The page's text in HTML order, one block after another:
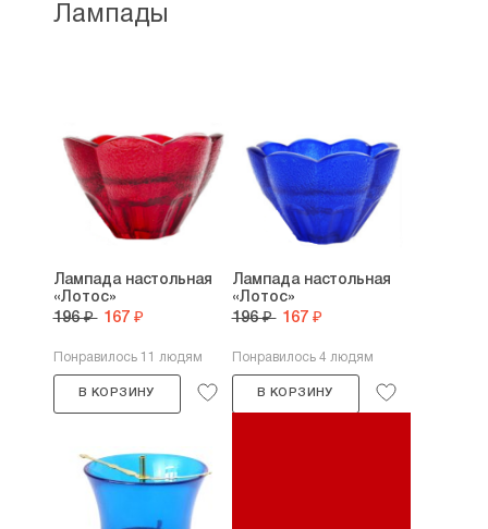
Лампады
Лампада настольная
«Лотос»
196 ₽ 167 ₽
Понравилось 11 людям
В КОРЗИНУ
Лампада настольная
«Лотос»
196 ₽ 167 ₽
Понравилось 4 людям
В КОРЗИНУ